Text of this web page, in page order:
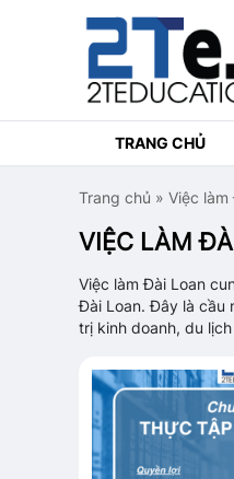
TRANG CHỦ
Trang chủ » Việc làm
VIỆC LÀM
Việc làm Đài Loan
Đài Loan. Đây là cầu
trị kinh doanh, du